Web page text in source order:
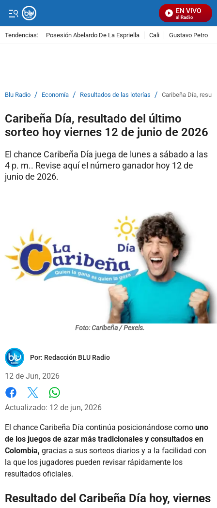
EN VIVO
Señal Visual Radio
Tendencias: Posesión Abelardo De La Espriella Cali Gustavo Petro
Blu Radio / Economía / Resultados de las loterías / Caribeña Día,
Caribeña Día, resultado del último
sorteo hoy viernes 12 de junio de 2026
El chance Caribeña Día juega de lunes a sábado a las
4 p. m.. Revise aquí el número ganador hoy 12 de
junio de 2026.
Foto: Caribeña / Pexels.
Por: Redacción BLU Radio
12 de Jun, 2026
Facebook
X
Actualizado: 12 de jun, 2026
El chance Caribeña Día continúa posicionándose como uno
de los juegos de azar más tradicionales y consultados en
Colombia, gracias a sus sorteos diarios y a la facilidad con
la que los jugadores pueden revisar rápidamente los
resultados oficiales.
Resultado del Caribeña Día hoy, viernes